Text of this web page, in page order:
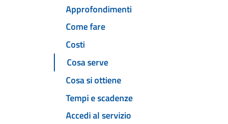
Approfondimenti
Come fare
Costi
Cosa serve
Cosa si ottiene
Tempi e scadenze
Accedi al servizio